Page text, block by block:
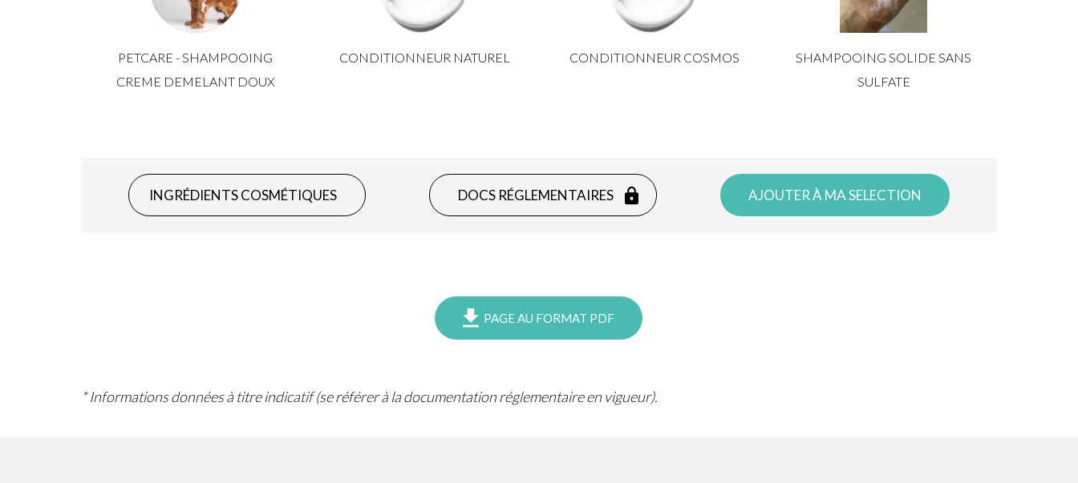
PETCARE - SHAMPOOING
CREME DEMELANT DOUX
CONDITIONNEUR NATUREL CONDITIONNEUR COSMOS
SHAMPOOING SOLIDE SANS
SULFATE
INGRÉDIENTS COSMÉTIQUES DOCS RÉGLEMENTAIRES AJOUTER À MA SELECTION
PAGE AU FORMAT PDF
* Informations données à titre indicatif (se référer à la documentation réglementaire en vigueur).